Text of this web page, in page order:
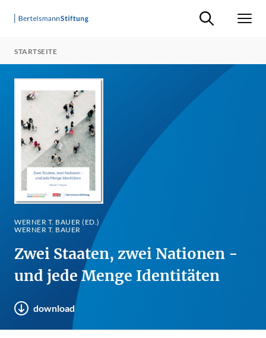
Suche ein-/
STARTSEITE
WERNER T. BAUER (ED.)
WERNER T. BAUER
Zwei Staaten, zwei Nationen -
und jede Menge Identitäten
download